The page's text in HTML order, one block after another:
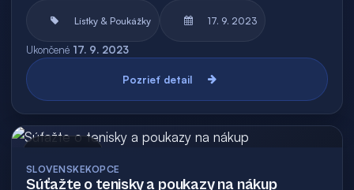
Lístky & Poukážky 17. 9. 2023
Ukončené 17. 9. 2023
Pozrieť detail
SLOVENSKEKOPCE
Súťažte o tenisky a poukazy na nákup